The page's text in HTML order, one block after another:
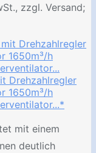
zzgl. Versand;
Drehzahlregler
1650m³/h
mit einem
deutlich